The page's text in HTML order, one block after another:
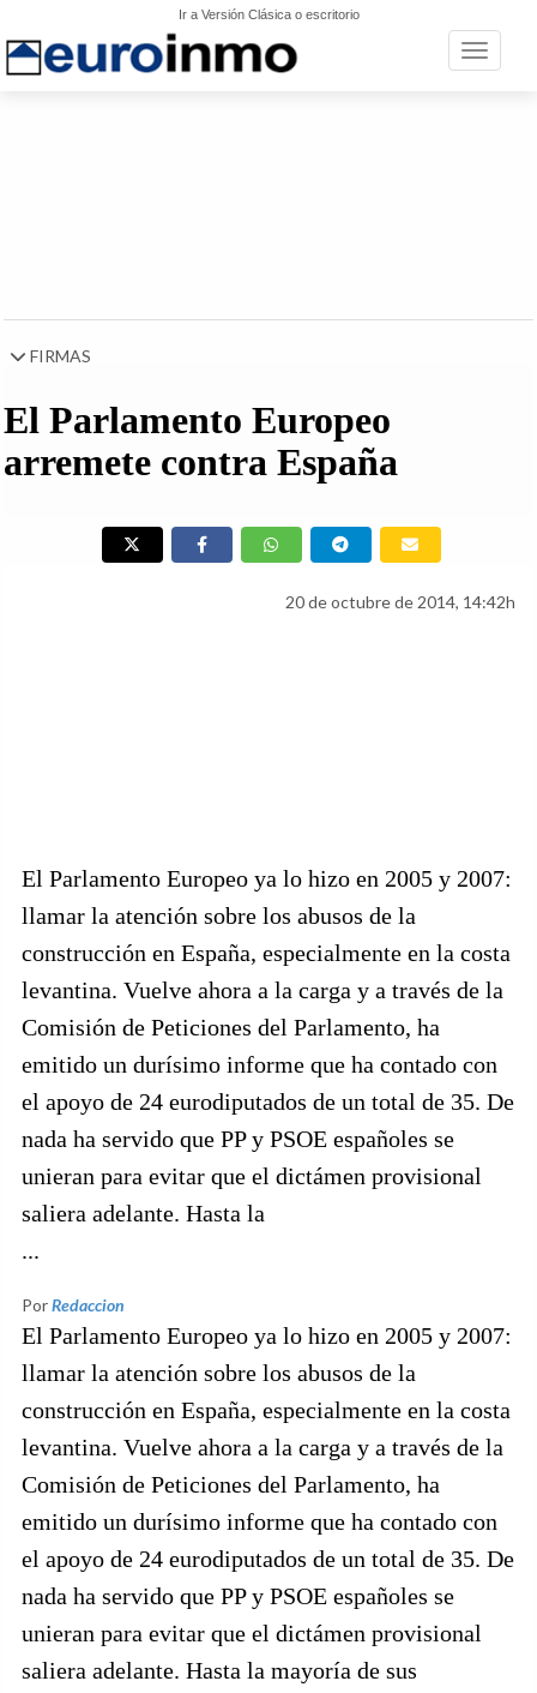
Ir a Versión Clásica o escritorio
Toggle
FIRMAS
El Parlamento Europeo
arremete contra España
20 de octubre de 2014, 14:42h
El Parlamento Europeo ya lo hizo en 2005 y 2007:
llamar la atención sobre los abusos de la
construcción en España, especialmente en la costa
levantina. Vuelve ahora a la carga y a través de la
Comisión de Peticiones del Parlamento, ha
emitido un durísimo informe que ha contado con
el apoyo de 24 eurodiputados de un total de 35. De
nada ha servido que PP y PSOE españoles se
unieran para evitar que el dictámen provisional
saliera adelante. Hasta la
...
PorRedaccion
El Parlamento Europeo ya lo hizo en 2005 y 2007:
llamar la atención sobre los abusos de la
construcción en España, especialmente en la costa
levantina. Vuelve ahora a la carga y a través de la
Comisión de Peticiones del Parlamento, ha
emitido un durísimo informe que ha contado con
el apoyo de 24 eurodiputados de un total de 35. De
nada ha servido que PP y PSOE españoles se
unieran para evitar que el dictámen provisional
saliera adelante. Hasta la mayoría de sus